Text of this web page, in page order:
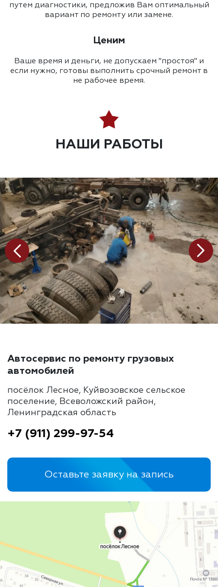
путем диагностики, предложив Вам оптимальный
вариант по ремонту или замене.
Ценим
Ваше время и деньги, не допускаем "простоя" и
если нужно, готовы выполнить срочный ремонт в
не рабочее время.
НАШИ РАБОТЫ
Автосервис по ремонту грузовых
автомобилей
посёлок Лесное, Куйвозовское сельское
поселение, Всеволожский район,
Ленинградская область
+7 (911) 299-97-54
Оставьте заявку на запись